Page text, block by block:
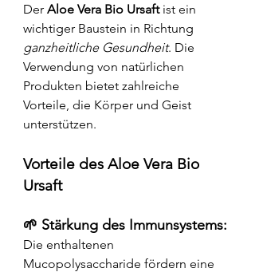
Der Aloe Vera Bio Ursaft ist ein
wichtiger Baustein in Richtung
ganzheitliche Gesundheit. Die
Verwendung von natürlichen
Produkten bietet zahlreiche
Vorteile, die Körper und Geist
unterstützen.
Vorteile des Aloe Vera Bio
Ursaft
🌱 Stärkung des Immunsystems:
Die enthaltenen
Mucopolysaccharide fördern eine